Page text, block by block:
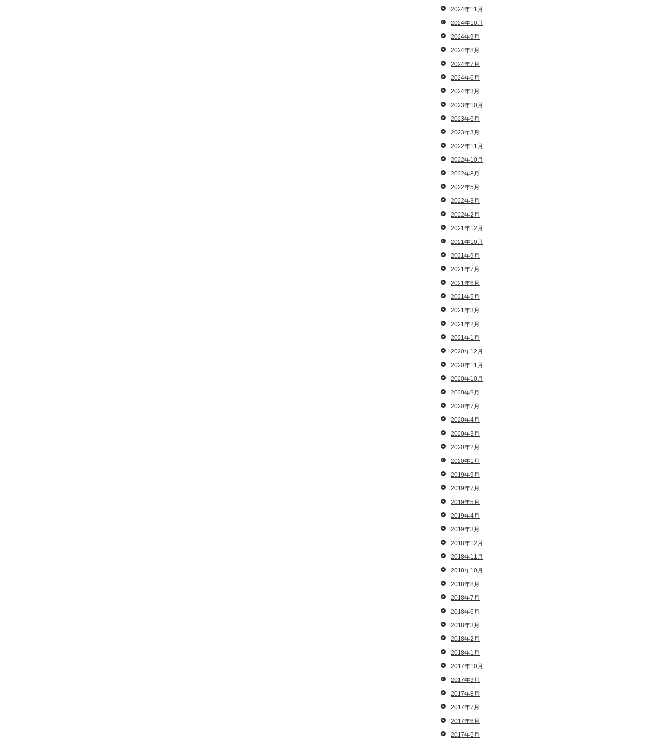
2024年11月
2024年10月
2024年9月
2024年8月
2024年7月
2024年6月
2024年3月
2023年10月
2023年6月
2023年3月
2022年11月
2022年10月
2022年8月
2022年5月
2022年3月
2022年2月
2021年12月
2021年10月
2021年9月
2021年7月
2021年6月
2021年5月
2021年3月
2021年2月
2021年1月
2020年12月
2020年11月
2020年10月
2020年9月
2020年7月
2020年4月
2020年3月
2020年2月
2020年1月
2019年9月
2019年7月
2019年5月
2019年4月
2019年3月
2018年12月
2018年11月
2018年10月
2018年8月
2018年7月
2018年6月
2018年3月
2018年2月
2018年1月
2017年10月
2017年9月
2017年8月
2017年7月
2017年6月
2017年5月